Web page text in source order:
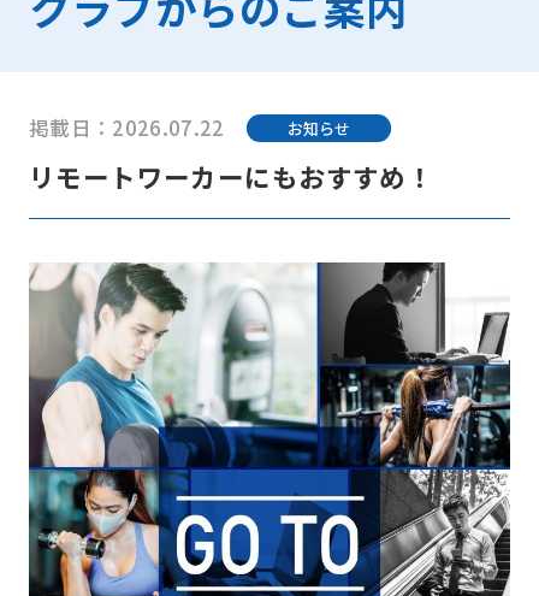
掲載日：2026.07.22 お知らせ
リモートワーカーにもおすすめ！